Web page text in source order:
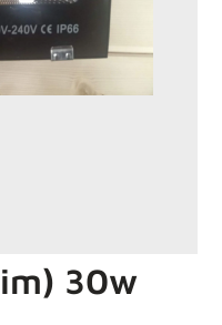
30w